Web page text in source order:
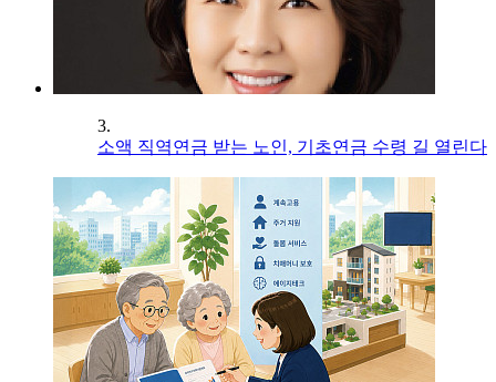
3.
소액 직역연금 받는 노인, 기초연금 수령 길 열린다